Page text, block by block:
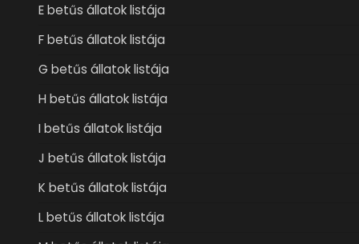
E betűs állatok listája
F betűs állatok listája
G betűs állatok listája
H betűs állatok listája
I betűs állatok listája
J betűs állatok listája
K betűs állatok listája
L betűs állatok listája